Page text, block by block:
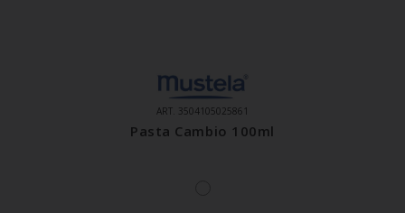
ART. 3504105025861
Pasta Cambio 100ml